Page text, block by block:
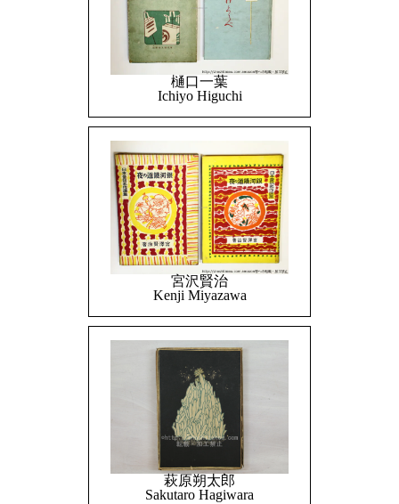
樋口一葉
Ichiyo Higuchi
宮沢賢治
Kenji Miyazawa
萩原朔太郎
Sakutaro Hagiwara